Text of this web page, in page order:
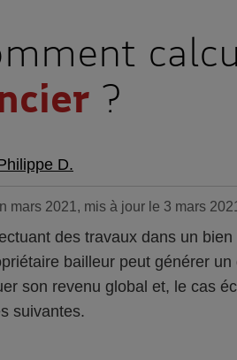
?
D.
mars 2021, mis à jour le 3 mars 2021
des travaux dans un
bailleur peut générer
son revenu global et, le cas
suivantes.